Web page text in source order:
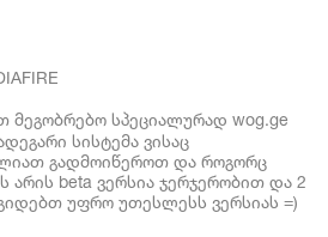
მეგობრებო სპეციალურად wog.ge
სისტემა ვისაც
გადმოიწეროთ და როგორც
არის beta ვერსია ჯერჯერობით და 2
უფრო უთესლესს ვერსიას =)